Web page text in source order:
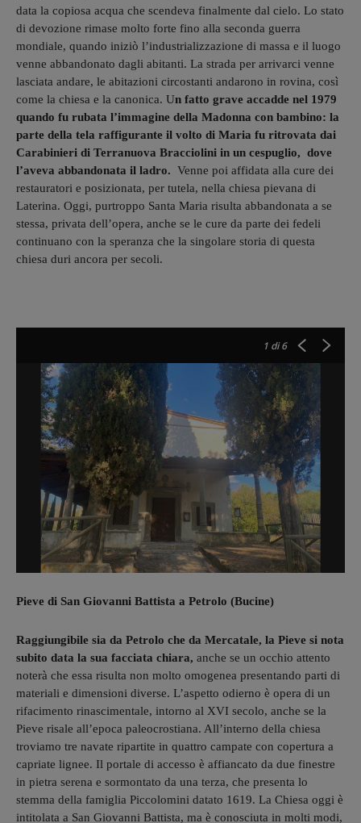
data la copiosa acqua che scendeva finalmente dal cielo. Lo stato
di devozione rimase molto forte fino alla seconda guerra
mondiale, quando iniziò l’industrializzazione di massa e il luogo
venne abbandonato dagli abitanti. La strada per arrivarci venne
lasciata andare, le abitazioni circostanti andarono in rovina, così
come la chiesa e la canonica. Un fatto grave accadde nel 1979
quando fu rubata l’immagine della Madonna con bambino: la
parte della tela raffigurante il volto di Maria fu ritrovata dai
Carabinieri di Terranuova Bracciolini in un cespuglio, dove
l’aveva abbandonata il ladro. Venne poi affidata alla cure dei
restauratori e posizionata, per tutela, nella chiesa pievana di
Laterina. Oggi, purtroppo Santa Maria risulta abbandonata a se
stessa, privata dell’opera, anche se le cure da parte dei fedeli
continuano con la speranza che la singolare storia di questa
chiesa duri ancora per secoli.
1 di 6
Pieve di San Giovanni Battista a Petrolo (Bucine)
Raggiungibile sia da Petrolo che da Mercatale, la Pieve si nota
subito data la sua facciata chiara, anche se un occhio attento
noterà che essa risulta non molto omogenea presentando parti di
materiali e dimensioni diverse. L’aspetto odierno è opera di un
rifacimento rinascimentale, intorno al XVI secolo, anche se la
Pieve risale all’epoca paleocrostiana. All’interno della chiesa
troviamo tre navate ripartite in quattro campate con copertura a
capriate lignee. Il portale di accesso è affiancato da due finestre
in pietra serena e sormontato da una terza, che presenta lo
stemma della famiglia Piccolomini datato 1619. La Chiesa oggi è
intitolata a San Giovanni Battista, ma è conosciuta in molti modi,